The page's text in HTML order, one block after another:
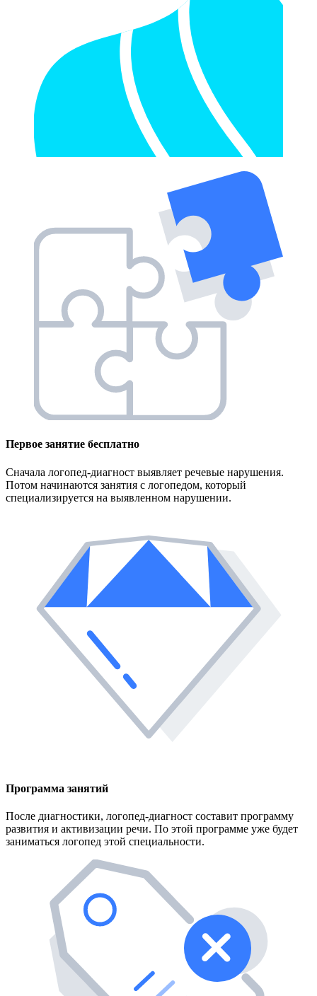
Первое занятие бесплатно
Сначала логопед-диагност выявляет речевые нарушения.
Потом начинаются занятия с логопедом, который
специализируется на выявленном нарушении.
Программа занятий
После диагностики, логопед-диагност составит программу
развития и активизации речи. По этой программе уже будет
заниматься логопед этой специальности.